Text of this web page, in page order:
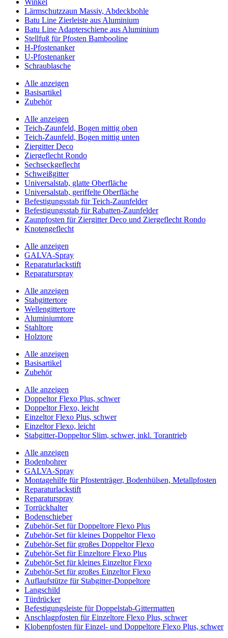
Winkel
Lärmschutzzaun Massiv, Abdeckbohle
Batu Line Zierleiste aus Aluminium
Batu Line Adapterschiene aus Aluminium
Stellfuß für Pfosten Bambooline
H-Pfostenanker
U-Pfostenanker
Schraublasche
Alle anzeigen
Basisartikel
Zubehör
Alle anzeigen
Teich-Zaunfeld, Bogen mittig oben
Teich-Zaunfeld, Bogen mittig unten
Ziergitter Deco
Ziergeflecht Rondo
Sechseckgeflecht
Schweißgitter
Universalstab, glatte Oberfläche
Universalstab, geriffelte Oberfläche
Befestigungsstab für Teich-Zaunfelder
Befestigungsstab für Rabatten-Zaunfelder
Zaunpfosten für Ziergitter Deco und Ziergeflecht Rondo
Knotengeflecht
Alle anzeigen
GALVA-Spray
Reparaturlackstift
Reparaturspray
Alle anzeigen
Stabgittertore
Wellengittertore
Aluminiumtore
Stahltore
Holztore
Alle anzeigen
Basisartikel
Zubehör
Alle anzeigen
Doppeltor Flexo Plus, schwer
Doppeltor Flexo, leicht
Einzeltor Flexo Plus, schwer
Einzeltor Flexo, leicht
Stabgitter-Doppeltor Slim, schwer, inkl. Torantrieb
Alle anzeigen
Bodenbohrer
GALVA-Spray
Montagehilfe für Pfostenträger, Bodenhülsen, Metallpfosten
Reparaturlackstift
Reparaturspray
Torrückhalter
Bodenschieber
Zubehör-Set für Doppeltore Flexo Plus
Zubehör-Set für kleines Doppeltor Flexo
Zubehör-Set für großes Doppeltor Flexo
Zubehör-Set für Einzeltore Flexo Plus
Zubehör-Set für kleines Einzeltor Flexo
Zubehör-Set für großes Einzeltor Flexo
Auflaufstütze für Stabgitter-Doppeltore
Langschild
Türdrücker
Befestigungsleiste für Doppelstab-Gittermatten
Anschlagpfosten für Einzeltore Flexo Plus, schwer
Klobenpfosten für Einzel- und Doppeltore Flexo Plus, schwer